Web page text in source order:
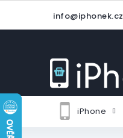
obsah
info@iphonek.cz
iPhone